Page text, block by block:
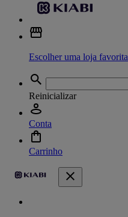
Escolher uma loja favorita
Reinicializar
Conta
Carrinho